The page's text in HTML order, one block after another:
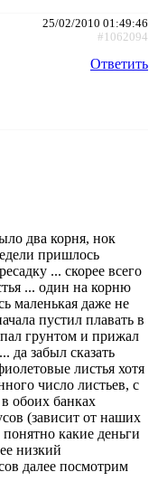
25/02/2010 01:49:46
#1062094
Ответить
два корня, нок
пришлось
... скорее всего
... один на корню
маленькая даже не
пустил плавать в
грунтом и прижал
да забыл сказать
листья хотя
число листьев, с
обоих банках
(зависит от наших
какие деньги
низкий
далее посмотрим